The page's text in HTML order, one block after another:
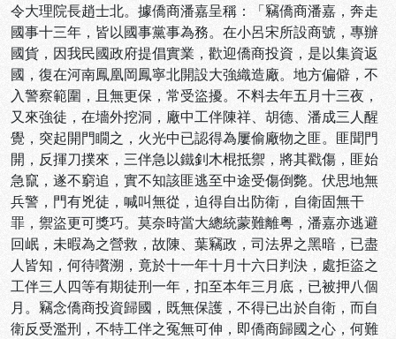
令大理院長趙士北。據僑商潘嘉呈稱：「竊僑商潘嘉，奔走
國事十三年，皆以國事黨事為務。在小呂宋所設商號，專辦
國貨，因我民國政府提倡實業，歡迎僑商投資，是以集資返
國，復在河南鳳凰岡鳳寧北開設大強織造廠。地方偏僻，不
入警察範圍，且無更保，常受盜擾。不料去年五月十三夜，
又來強徒，在墻外挖洞，廠中工伴陳祥、胡德、潘成三人醒
覺，突起開門瞯之，火光中已認得為屢偷廠物之匪。匪聞門
開，反揮刀撲來，三伴急以鐵釗木棍抵禦，將其戳傷，匪始
急竄，遂不窮追，實不知該匪逃至中途受傷倒斃。伏思地無
兵警，門有兇徒，喊叫無從，迫得自出防衛，自衛固無干
罪，禦盜更可獎巧。莫奈時當大總統蒙難離粤，潘嘉亦逃避
回岷，未暇為之營救，故陳、葉竊政，司法界之黑暗，已盡
人皆知，何待嚽溯，竟於十一年十月十六日判決，處拒盜之
工伴三人四等有期徒刑一年，扣至本年三月底，已被押八個
月。竊念僑商投資歸國，既無保護，不得已出於自衛，而自
衛反受濫刑，不特工伴之冤無可伸，即僑商歸國之心，何難